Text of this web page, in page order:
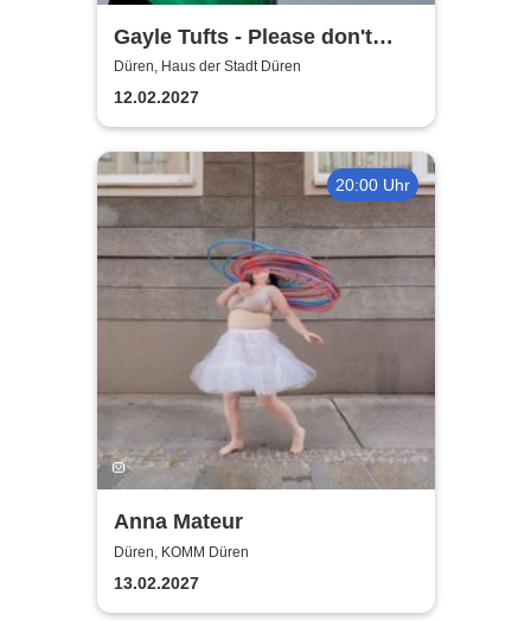
Gayle Tufts - Please don't
Stop the Music
Düren, Haus der Stadt Düren
12.02.2027
20:00 Uhr
Anna Mateur
Düren, KOMM Düren
13.02.2027